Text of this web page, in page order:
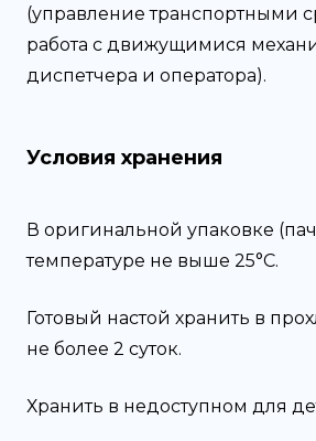
(управление транспортными
работа с движущимися
диспетчера и оператора).
Условия хранения
В оригинальной упаковке
температуре не выше 25°С.
Готовый настой хранить в
не более 2 суток.
Хранить в недоступном для